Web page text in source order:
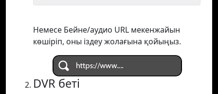
Немесе Бейне/аудио URL мекенжайын
көшіріп, оны іздеу жолағына қойыңыз.
DVR беті